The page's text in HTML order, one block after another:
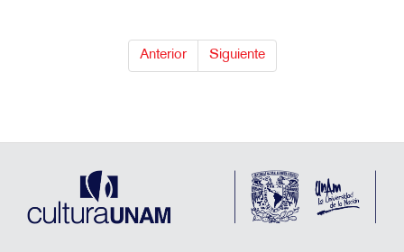
Anterior Siguiente